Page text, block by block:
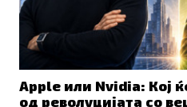
Apple или Nvidia: Кој
од револуцијата со